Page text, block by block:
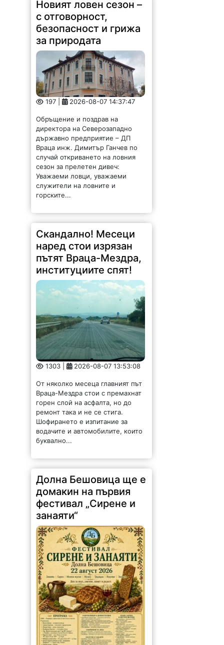
Новият ловен сезон –
с отговорност,
безопасност и грижа
за природата
197 | 2026-08-07 14:37:47
Обръщение и поздрав на
директора на Северозападно
държавно предприятие – ДП
Враца инж. Димитър Ганчев по
случай откриването на ловния
сезон за прелетен дивеч:
Уважаеми ловци, уважаеми
служители на ловните и
горските...
Скандално! Месеци
наред стои изрязан
пътят Враца-Мездра,
институциите спят!
1303 | 2026-08-07 13:53:08
От няколко месеца главният път
Враца-Мездра стои с премахнат
горен слой на асфалта, но до
ремонт така и не се стига.
Шофирането е изпитание за
водачите и автомобилите, които
буквално...
Долна Бешовица ще е
домакин на първия
фестивал „Сирене и
занаяти“